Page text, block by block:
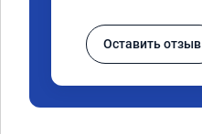
Оставить отзыв